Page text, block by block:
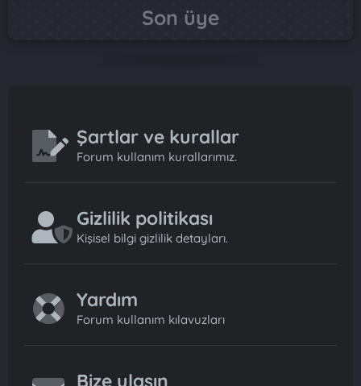
Son üye
Şartlar ve kurallar
Forum kullanım kurallarımız.
Gizlilik politikası
Kişisel bilgi gizlilik detayları.
Yardım
Forum kullanım kılavuzları
Bize ulaşın